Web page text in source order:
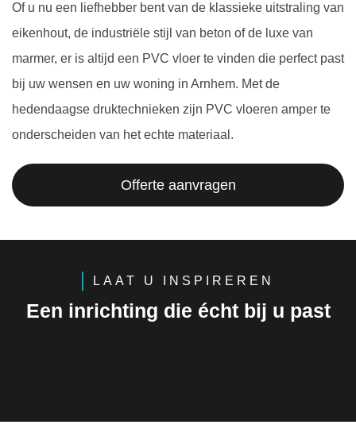
Of u nu een liefhebber bent van de klassieke uitstraling van
eikenhout, de industriële stijl van beton of de luxe van
marmer, er is altijd een PVC vloer te vinden die perfect past
bij uw wensen en uw woning in Arnhem. Met de
hedendaagse druktechnieken zijn PVC vloeren amper te
onderscheiden van het echte materiaal.
Offerte aanvragen
LAAT U INSPIREREN
Een inrichting die écht bij u past